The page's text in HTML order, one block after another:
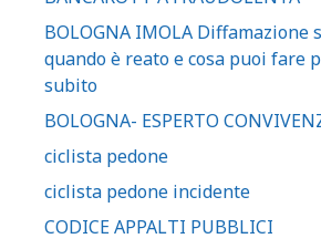
BOLOGNA IMOLA Diffamazione
quando è reato e cosa puoi fare
subito
BOLOGNA- ESPERTO
ciclista pedone
ciclista pedone incidente
CODICE APPALTI PUBBLICI